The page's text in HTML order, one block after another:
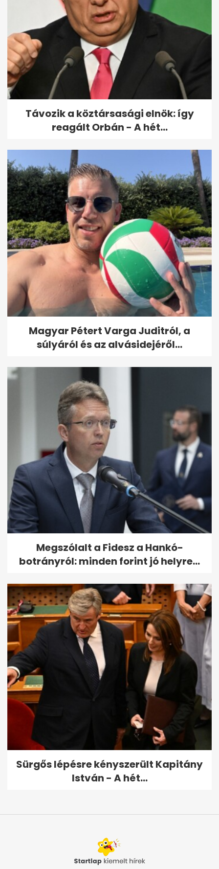
Magyar Péter bizonyítékot
vett elő: Orbánék évek óta
tudtak...
Távozik a köztársasági elnök: így
reagált Orbán - A hét...
Magyar Pétert Varga Juditról, a
súlyáról és az alvásidejéről...
Megszólalt a Fidesz a Hankó-
botrányról: minden forint jó helyre...
Sürgős lépésre kényszerült Kapitány
István - A hét...